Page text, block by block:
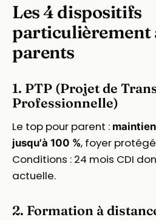
Les 4 dispositifs
particulièrement
parents
1. PTP (Projet de
Professionnelle)
Le top pour parent :
jusqu'à 100 %, foyer
Conditions : 24 mois CDI
actuelle.
2. Formation à